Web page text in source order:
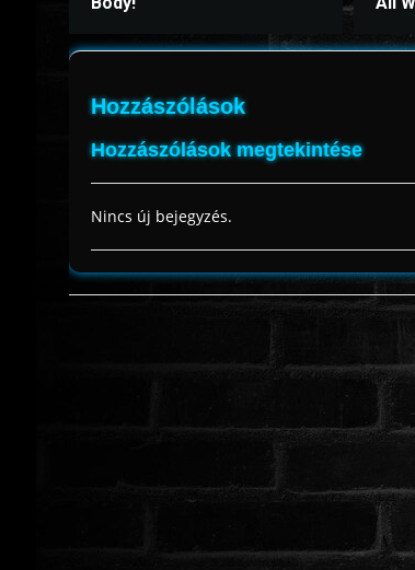
Hozzászólások
Hozzászólások megtekintése
Nincs új bejegyzés.